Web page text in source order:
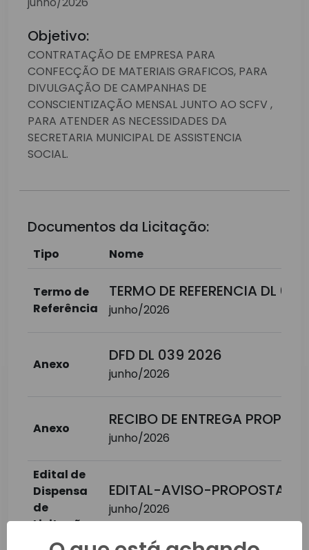
Objetivo:
CONTRATAÇÃO DE EMPRESA PARA
CONFECÇÃO DE MATERIAIS GRAFICOS, PARA
DIVULGAÇÃO DE CAMPANHAS DE
CONSCIENTIZAÇÃO MENSAL JUNTO AO SCFV ,
PARA ATENDER AS NECESSIDADES DA
SECRETARIA MUNICIPAL DE ASSISTENCIA
SOCIAL.
Documentos da Licitação:
Tipo Nome
Termo de
Referência
TERMO DE REFERENCIA DL
junho/2026
Anexo DFD DL 039 2026
junho/2026
Anexo RECIBO DE ENTREGA
junho/2026
Edital de
Dispensa
de
Licitação
EDITAL-AVISO-PROPOSTA
junho/2026